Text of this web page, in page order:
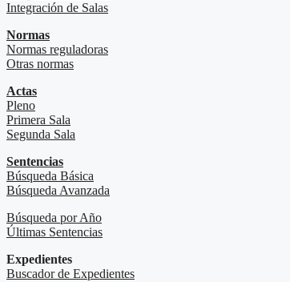
Integración de Salas
Normas
Normas reguladoras
Otras normas
Actas
Pleno
Primera Sala
Segunda Sala
Sentencias
Búsqueda Básica
Búsqueda Avanzada
Búsqueda por Año
Últimas Sentencias
Expedientes
Buscador de Expedientes